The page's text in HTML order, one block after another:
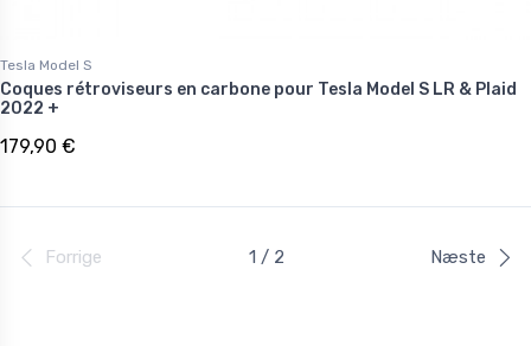
Tesla Model S
Coques rétroviseurs en carbone pour Tesla Model S LR & Plaid
2022 +
179,90 €
Forrige 1 / 2 Næste